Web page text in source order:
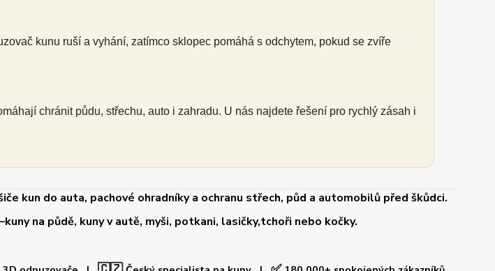
kunu ruší a vyhání, zatímco sklopec pomáhá s odchytem, pokud se zvíře
chránit půdu, střechu, auto i zahradu. U nás najdete řešení pro rychlý zásah i
kun do auta, pachové ohradníky a ochranu střech, půd a automobilů před škůdci.
na půdě, kuny v autě, myši, potkani, lasičky,tchoři nebo kočky.